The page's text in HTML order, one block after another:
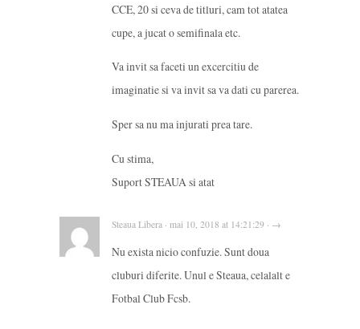
CCE, 20 si ceva de titluri, cam tot atatea
cupe, a jucat o semifinala etc.
Va invit sa faceti un excercitiu de
imaginatie si va invit sa va dati cu parerea.
Sper sa nu ma injurati prea tare.
Cu stima,
Suport STEAUA si atat
Steaua Libera · mai 10, 2018 at 14:21:29 · →
Nu exista nicio confuzie. Sunt doua
cluburi diferite. Unul e Steaua, celalalt e
Fotbal Club Fcsb.